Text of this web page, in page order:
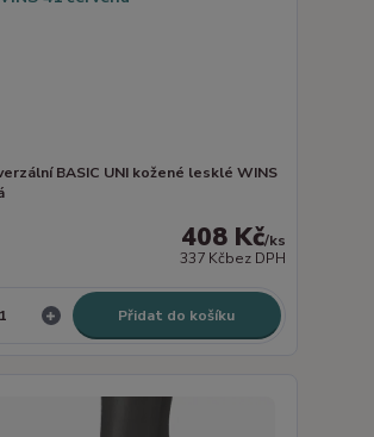
BASIC UNI kožené lesklé WINS
408 Kč/ks
337 Kčbez DPH
Přidat do košíku